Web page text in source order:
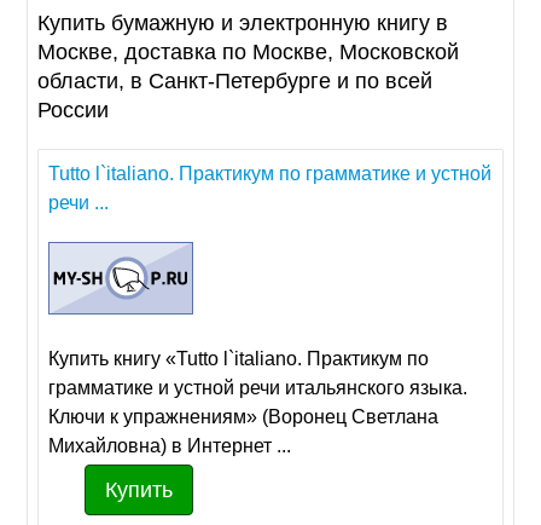
Купить бумажную и электронную книгу в
Москве, доставка по Москве, Московской
области, в Санкт-Петербурге и по всей
России
Tutto l`italiano. Практикум по грамматике и устной
речи ...
Купить книгу «Tutto l`italiano. Практикум по
грамматике и устной речи итальянского языка.
Ключи к упражнениям» (Воронец Светлана
Михайловна) в Интернет ...
Купить